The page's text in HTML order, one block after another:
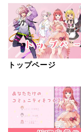
トップページ